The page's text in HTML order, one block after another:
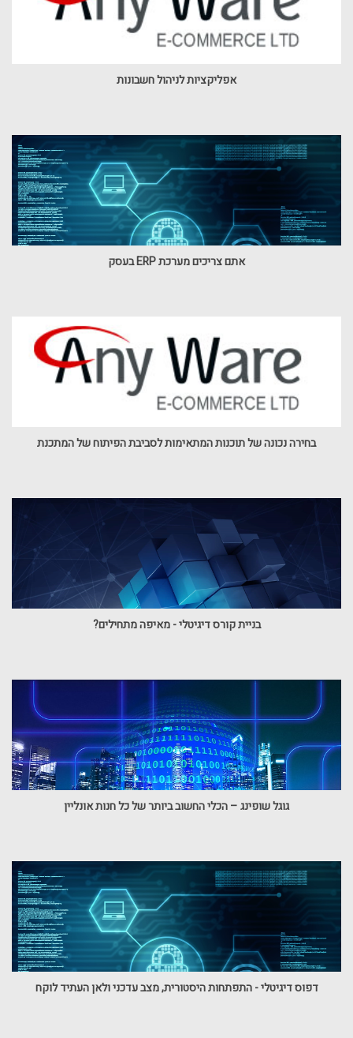
אפליקציות לניהול חשבונות
אתם צריכים מערכת ERP בעסק
בחירה נכונה של תוכנות המתאימות לסביבת הפיתוח של המתכנת
בניית קורס דיגיטלי - מאיפה מתחילים?
גוגל שופינג – הכלי החשוב ביותר של כל חנות אונליין
דפוס דיגיטלי - התפתחות היסטורית, מצב עדכני ולאן העתיד לוקח